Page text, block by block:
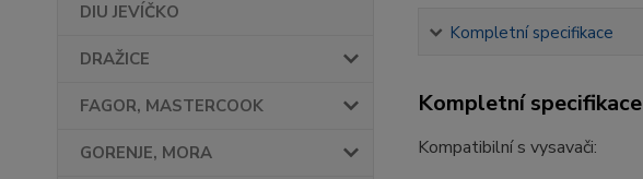
DIU JEVÍČKO
DRAŽICE
FAGOR, MASTERCOOK
GORENJE, MORA
Kompletní specifikace
Kompletní specifikace
Kompatibilní s vysavači: